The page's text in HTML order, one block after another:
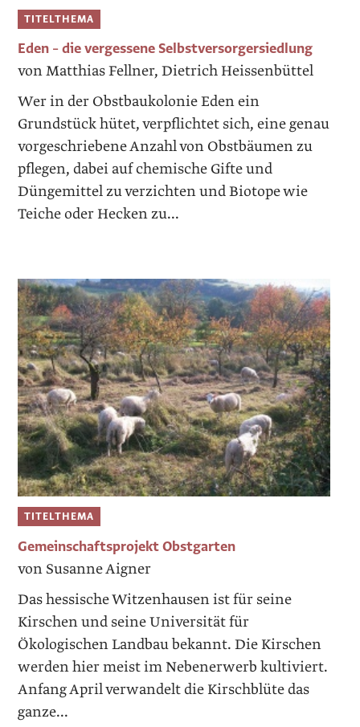
TITELTHEMA
Eden – die vergessene Selbstversorgersiedlung
von Matthias Fellner, Dietrich Heissenbüttel
Wer in der Obstbaukolonie Eden ein
Grundstück hütet, verpflichtet sich, eine genau
vorgeschriebene Anzahl von Obstbäumen zu
pflegen, dabei auf chemische Gifte und
Düngemittel zu verzichten und Biotope wie
Teiche oder Hecken zu...
TITELTHEMA
Gemeinschaftsprojekt Obstgarten
von Susanne Aigner
Das hessische Witzenhausen ist für seine
Kirschen und seine Universität für
Ökologischen Landbau bekannt. Die Kirschen
werden hier meist im Nebenerwerb kultiviert.
Anfang April verwandelt die Kirschblüte das
ganze...